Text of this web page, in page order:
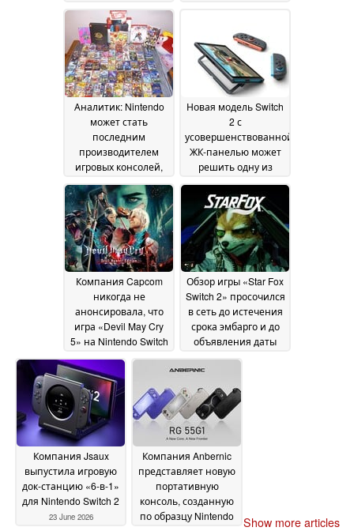
пользователь может
заменить
самостоятельно, в то
время как линейка
оригинальных
консолей Switch
снимается с продаж
в Европе 07 July 2026
Аналитик: Nintendo
может стать
последним
производителем
игровых консолей,
поддерживать
физические игры
после того, как Sony
откажется от дисков
06 July 2026
Новая модель Switch
2 с
усовершенствованной
ЖК-панелью может
решить одну из
проблем01 July 2026
Компания Capcom
никогда не
анонсировала, что
игра «Devil May Cry
5» на Nintendo Switch
скоростью до 120
кадров в секунду,
превосходя по
производительности
версию для PS4
June 2026
Обзор игры «Star Fox
Switch 2» просочился
в сеть до истечения
срока эмбарго и до
объявления даты
Компания Jsaux
выпустила игровую
док-станцию «6-в-1»
для Nintendo Switch 2
23 June 2026
Компания Anbernic
представляет новую
портативную
консоль, созданную
по образцу Nintendo
Show more articles